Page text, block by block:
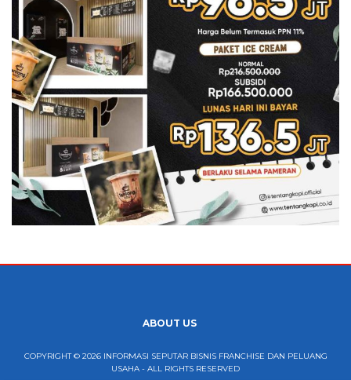
ABOUT US
COPYRIGHT © 2026 INFORMASI SEPUTAR BISNIS FRANCHISE DAN PELUANG
USAHA - ALL RIGHTS RESERVED